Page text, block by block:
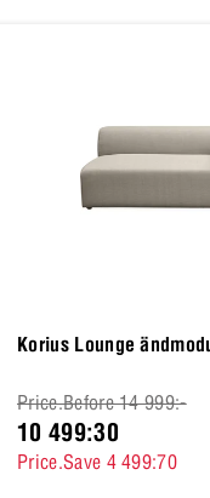
Korius Lounge
Price.Before 14 999:-
10 499:30
Price.Save 4 499:70